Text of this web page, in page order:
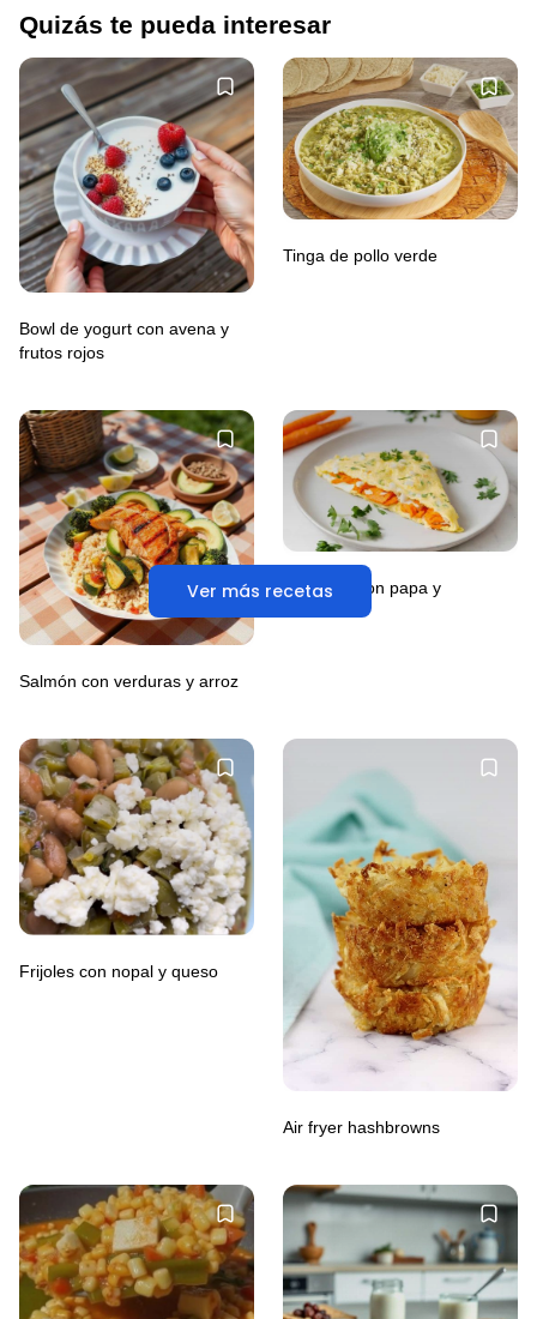
Quizás te pueda interesar
Ver más recetas
Bowl de yogurt con avena y
frutos rojos
Tinga de pollo verde
Salmón con verduras y arroz
Omelette con papa y
Frijoles con nopal y queso
Air fryer hashbrowns